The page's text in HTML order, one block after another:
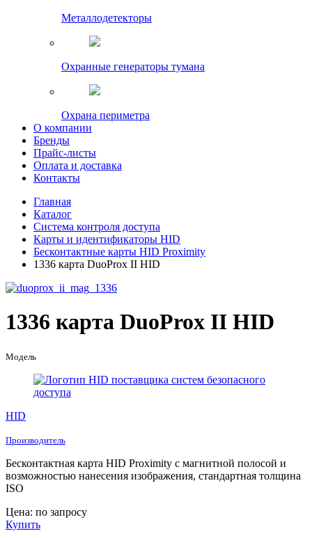
Металлодетекторы
Охранные генераторы тумана
Охрана периметра
О компании
Бренды
Прайс-листы
Оплата и доставка
Контакты
Главная
Каталог
Система контроля доступа
Карты и идентификаторы HID
Бесконтактные карты HID Proximity
1336 карта DuoProx II HID
1336 карта DuoProx II HID
Модель
HID
Производитель
Бесконтактная карта HID Proximity с магнитной полосой и
возможностью нанесения изображения, стандартная толщина
ISO
Цена: по запросу
Купить